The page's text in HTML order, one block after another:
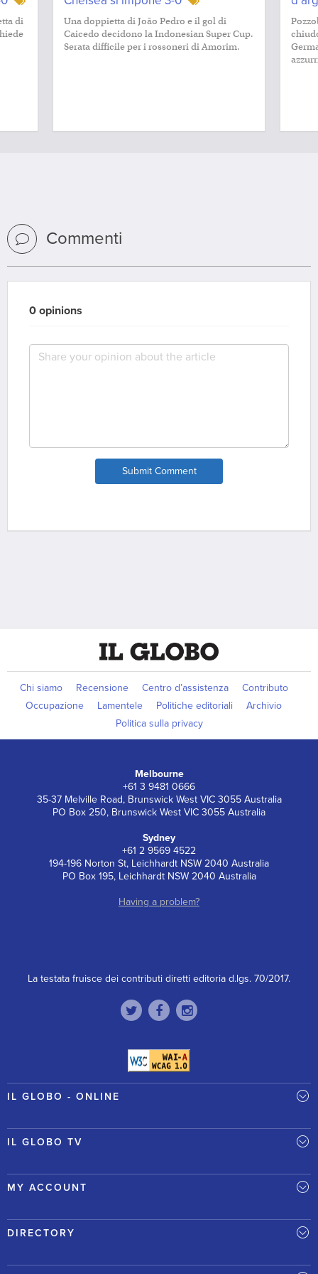
di
Una doppietta di João Pedro e il gol di
Caicedo decidono la Indonesian Super Cup.
Serata difficile per i rossoneri di Amorim.
Commenti
0 opinions
Submit Comment
Chi siamo Recensione Centro d’assistenza
Contributo
Occupazione
Lamentele Politiche editoriali
Archivio
Politica sulla privacy
Melbourne
+61 3 9481 0666
35-37 Melville Road, Brunswick West VIC 3055 Australia
PO Box 250, Brunswick West VIC 3055 Australia
Sydney
+61 2 9569 4522
194-196 Norton St, Leichhardt NSW 2040 Australia
PO Box 195, Leichhardt NSW 2040 Australia
Having a problem?
La testata fruisce dei contributi diretti editoria d.lgs. 70/2017.
IL GLOBO - ONLINE
IL GLOBO TV
MY ACCOUNT
DIRECTORY